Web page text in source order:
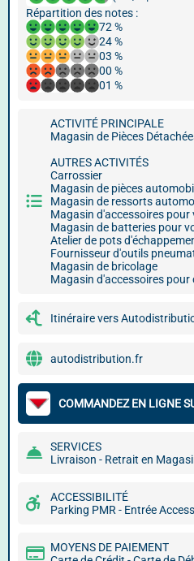
Répartition des notes :
72 %
24 %
03 %
00 %
01 %
ACTIVITÉ PRINCIPALE
Magasin de Pièces
AUTRES ACTIVITÉS
Carrossier
Magasin de pièces
Magasin de ressorts
Magasin d'accessoires pour
Magasin de batteries pour
Atelier de pots
Fournisseur d'outils
Magasin de bricolage
Magasin d'accessoires pour
Itinéraire vers
autodistribution.fr
COMMANDEZ EN LIGNE
SERVICES
Livraison - Retrait en
ACCESSIBILITÉ
Parking PMR - Entrée
MOYENS DE PAIEMENT